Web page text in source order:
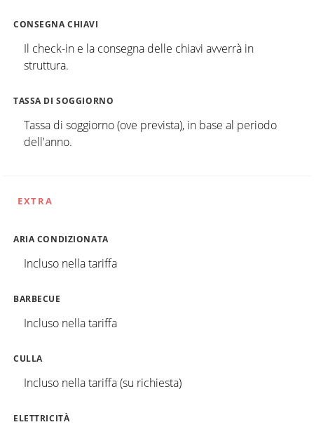
CONSEGNA CHIAVI
Il check-in e la consegna delle chiavi avverrà in
struttura.
TASSA DI SOGGIORNO
Tassa di soggiorno (ove prevista), in base al periodo
dell'anno.
EXTRA
ARIA CONDIZIONATA
Incluso nella tariffa
BARBECUE
Incluso nella tariffa
CULLA
Incluso nella tariffa (su richiesta)
ELETTRICITÀ